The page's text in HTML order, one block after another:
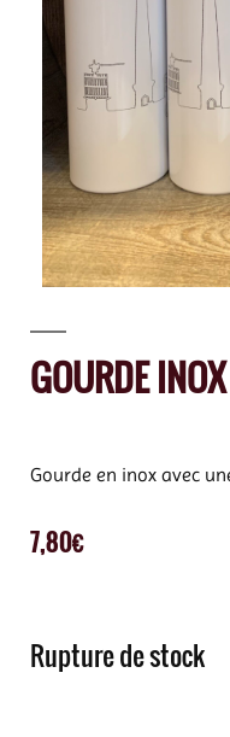
GOURDE INOX
Gourde en inox avec
7,80€
Rupture de stock